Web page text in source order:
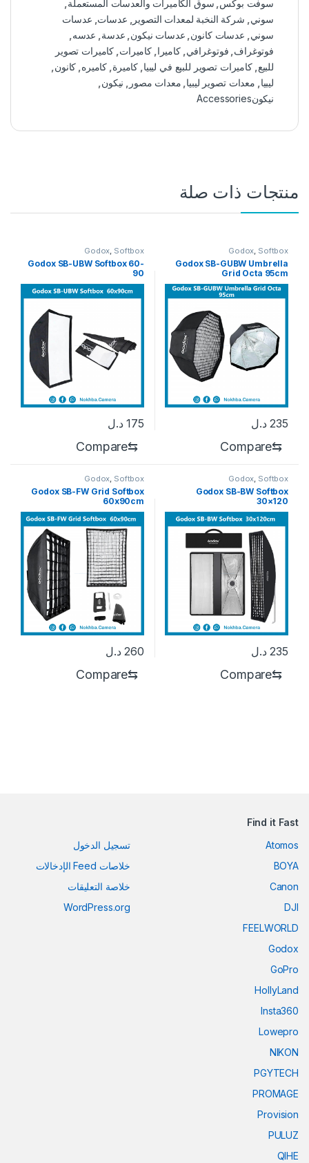
سوفت بوكس سوق الكاميرات والعدسات المستعملة
سوني شركة النخبة لمعدات التصوير عدسات عدسات
سوني عدسات كانون عدسات نيكون عدسة عدسه
فوتوغراف فوتوغرافي ,كاميرا ,كاميرات كاميرات تصوير
للبيع ,كاميرات تصوير للبيع في ليبيا كاميرة كاميره كانون
ليبيا معدات تصوير ليبيا معدات مصور نيكون
نيكونAccessories
منتجات ذات صلة
Godox, Softbox
Godox SB-GUBW Umbrella
Grid Octa 95cm
235 د.ل
⇆
Compare
Godox, Softbox
Godox SB-UBW Softbox 60-
90
175 د.ل
⇆
Compare
Godox Softbox
Godox SB-BW Softbox
30×120
235 د.ل
⇆
Compare
Godox Softbox
Godox SB-FW Grid Softbox
60x90cm
260 د.ل
⇆
Compare
Find it Fast
Atomos
BOYA
Canon
DJI
FEELWORLD
Godox
GoPro
HollyLand
Insta360
Lowepro
NIKON
PGYTECH
PROMAGE
Provision
PULUZ
QIHE
تسجيل الدخول
خلاصات Feed الإدخالات
خلاصة التعليقات
WordPress.org